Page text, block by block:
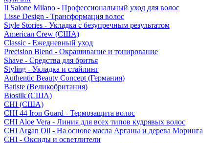
Il Salone Milano - Профессиональный уход для волос
Lisse Design - Трансформация волос
Style Stories - Укладка с безупречным результатом
American Crew (США)
Classic - Ежедневный уход
Precision Blend - Окрашивание и тонирование
Shave - Средства для бритья
Styling - Укладка и стайлинг
Authentic Beauty Concept (Германия)
Batiste (Великобритания)
Biosilk (США)
CHI (США)
CHI 44 Iron Guard - Термозащита волос
CHI Aloe Vera - Линия для всех типов кудрявых волос
CHI Argan Oil - На основе масла Арганы и дерева Моринга
CHI - Оксиды и осветлители